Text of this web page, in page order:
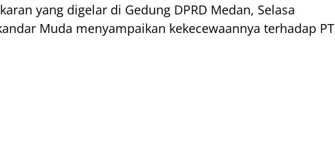
yang digelar di Gedung DPRD Medan, Selasa
Muda menyampaikan kekecewaannya terhadap PT